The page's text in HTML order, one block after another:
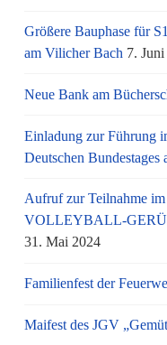
Größere Bauphase für
am Vi­li­cher Bach 7.
Neue Bank am
Einladung zur Führung
Deutschen Bundestages
Aufruf zur Teilnahme im
VOLLEYBALL-
31. Mai 2024
Familienfest der
Maifest des JGV